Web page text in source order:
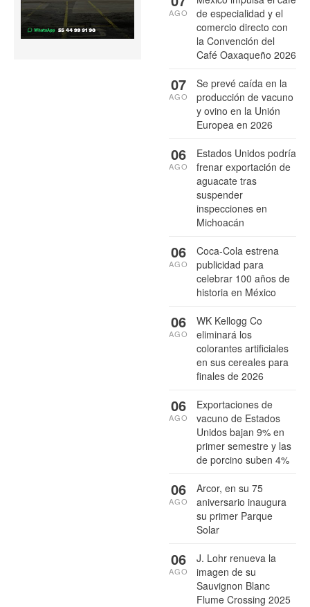
de especialidad y el
comercio directo con
la Convención del
Café Oaxaqueño 2026
AGO
Se prevé caída en la
producción de vacuno
y ovino en la Unión
Europea en 2026
07
AGO
Estados Unidos podría
frenar exportación de
aguacate tras
suspender
inspecciones en
Michoacán
06
AGO
Coca-Cola estrena
publicidad para
celebrar 100 años de
historia en México
06
AGO
WK Kellogg Co
eliminará los
colorantes artificiales
en sus cereales para
finales de 2026
06
AGO
Exportaciones de
vacuno de Estados
Unidos bajan 9% en
primer semestre y las
de porcino suben 4%
06
AGO
Arcor, en su 75
aniversario inaugura
su primer Parque
Solar
06
AGO
J. Lohr renueva la
imagen de su
Sauvignon Blanc
Flume Crossing 2025
06
AGO